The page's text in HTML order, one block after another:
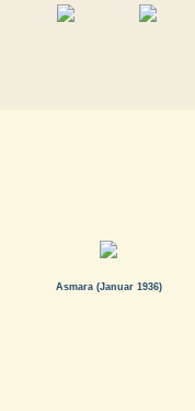
Asmara (Januar 1936)